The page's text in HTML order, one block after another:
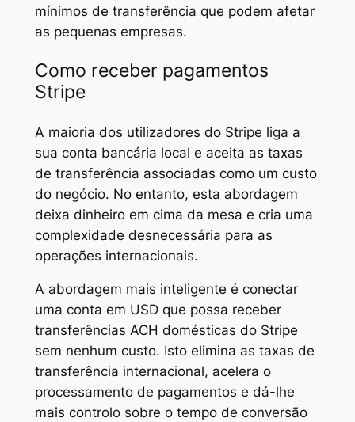
mínimos de transferência que podem afetar
as pequenas empresas.
Como receber pagamentos
Stripe
A maioria dos utilizadores do Stripe liga a
sua conta bancária local e aceita as taxas
de transferência associadas como um custo
do negócio. No entanto, esta abordagem
deixa dinheiro em cima da mesa e cria uma
complexidade desnecessária para as
operações internacionais.
A abordagem mais inteligente é conectar
uma conta em USD que possa receber
transferências ACH domésticas do Stripe
sem nenhum custo. Isto elimina as taxas de
transferência internacional, acelera o
processamento de pagamentos e dá-lhe
mais controlo sobre o tempo de conversão